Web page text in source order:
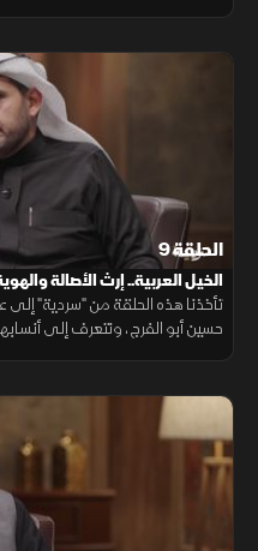
الحلقة 9
الخيل العربية.. إرث الأصالة
تأخذنا هذه الحلقة من "سردية" إلى
حسين أبو الفرج، ونتعرف إلى